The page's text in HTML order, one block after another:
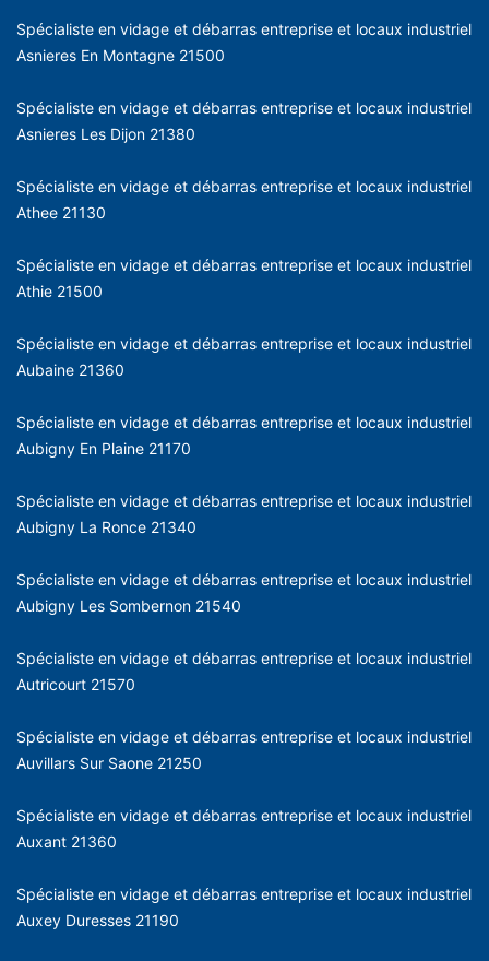
Spécialiste en vidage et débarras entreprise et locaux industriel
Asnieres En Montagne 21500
Spécialiste en vidage et débarras entreprise et locaux industriel
Asnieres Les Dijon 21380
Spécialiste en vidage et débarras entreprise et locaux industriel
Athee 21130
Spécialiste en vidage et débarras entreprise et locaux industriel
Athie 21500
Spécialiste en vidage et débarras entreprise et locaux industriel
Aubaine 21360
Spécialiste en vidage et débarras entreprise et locaux industriel
Aubigny En Plaine 21170
Spécialiste en vidage et débarras entreprise et locaux industriel
Aubigny La Ronce 21340
Spécialiste en vidage et débarras entreprise et locaux industriel
Aubigny Les Sombernon 21540
Spécialiste en vidage et débarras entreprise et locaux industriel
Autricourt 21570
Spécialiste en vidage et débarras entreprise et locaux industriel
Auvillars Sur Saone 21250
Spécialiste en vidage et débarras entreprise et locaux industriel
Auxant 21360
Spécialiste en vidage et débarras entreprise et locaux industriel
Auxey Duresses 21190